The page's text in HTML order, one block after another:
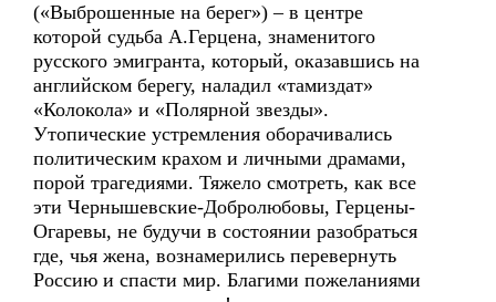
(«Выброшенные на берег») – в центре
которой судьба А.Герцена, знаменитого
русского эмигранта, который, оказавшись на
английском берегу, наладил «тамиздат»
«Колокола» и «Полярной звезды».
Утопические устремления оборачивались
политическим крахом и личными драмами,
порой трагедиями. Тяжело смотреть, как все
эти Чернышевские-Добролюбовы, Герцены-
Огаревы, не будучи в состоянии разобраться
где, чья жена, вознамерились перевернуть
Россию и спасти мир. Благими пожеланиями